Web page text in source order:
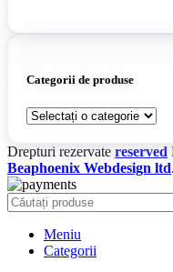
Categorii de produse
Drepturi rezervate reserved
Beaphoenix Webdesign ltd.
Meniu
Categorii